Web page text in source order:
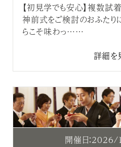
【初見学でも安心】複
神前式をご検討のおふたり
らこそ味わっ……
詳細を
開催日：2026/